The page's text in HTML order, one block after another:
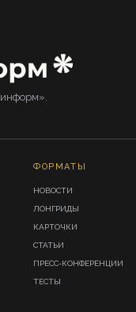
ФОРМАТЫ
НОВОСТИ
ЛОНГРИДЫ
КАРТОЧКИ
СТАТЬИ
ПРЕСС-КОНФЕРЕНЦИИ
ТЕСТЫ